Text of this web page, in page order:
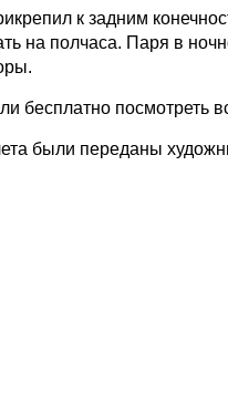
к задним
на полчаса. Паря в
бесплатно посмотреть
были переданы